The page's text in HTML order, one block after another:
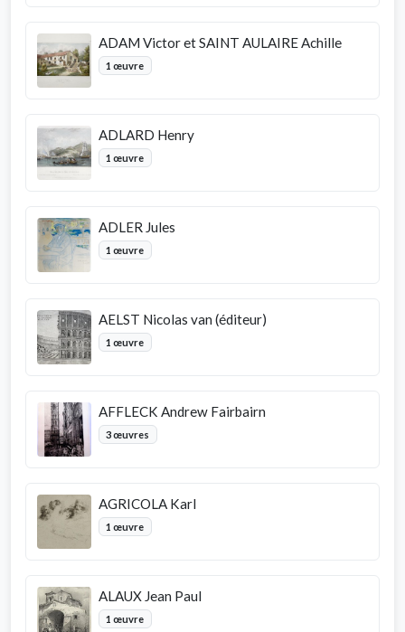
ADAM Victor et SAINT AULAIRE Achille
1 œuvre
ADLARD Henry
1 œuvre
ADLER Jules
1 œuvre
AELST Nicolas van (éditeur)
1 œuvre
AFFLECK Andrew Fairbairn
3 œuvres
AGRICOLA Karl
1 œuvre
ALAUX Jean Paul
1 œuvre